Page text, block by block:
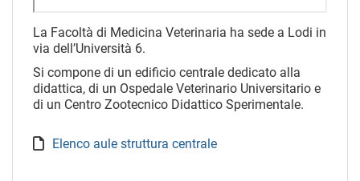
La Facoltà di Medicina Veterinaria ha sede a Lodi in
via dell’Università 6.
Si compone di un edificio centrale dedicato alla
didattica, di un Ospedale Veterinario Universitario e
di un Centro Zootecnico Didattico Sperimentale.
Elenco aule struttura centrale